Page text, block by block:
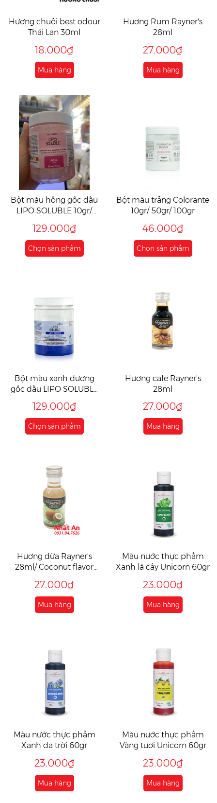
Hương chuối best odour
Thái Lan 30ml
18.000₫
Mua hàng
Hương Rum Rayner's
28ml
27.000₫
Mua hàng
Bột màu hồng gốc dầu
LIPO SOLUBLE 10gr/
129.000₫
Chọn sản phẩm
Bột màu trắng Colorante
10gr/ 50gr/ 100gr
46.000₫
Chọn sản phẩm
Bột màu xanh dương
gốc dầu LIPO SOLUBLE
129.000₫
Chọn sản phẩm
Hương cafe Rayner's
28ml
27.000₫
Mua hàng
Hương dừa Rayner's
28ml/ Coconut flavor
27.000₫
Mua hàng
Màu nước thực phẩm
Xanh lá cây Unicorn 60gr
23.000₫
Mua hàng
Màu nước thực phẩm
Xanh da trời 60gr
23.000₫
Mua hàng
Màu nước thực phẩm
Vàng tươi Unicorn 60gr
23.000₫
Mua hàng